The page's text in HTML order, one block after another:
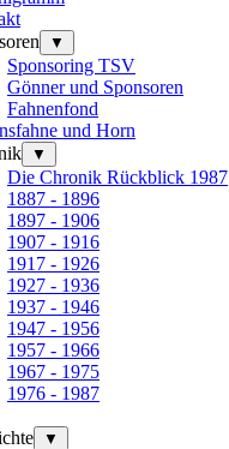
▼
Sponsoring TSV
Gönner und Sponsoren
Fahnenfond
und Horn
▼
Die Chronik Rückblick 1987
1887 - 1896
1897 - 1906
1907 - 1916
1917 - 1926
1927 - 1936
1937 - 1946
1947 - 1956
1957 - 1966
1967 - 1975
1976 - 1987
▼